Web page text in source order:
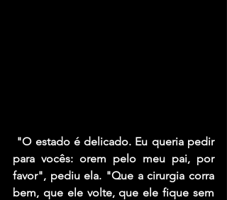
"O estado é delicado. Eu queria pedir
para vocês: orem pelo meu pai, por
favor", pediu ela. "Que a cirurgia corra
bem, que ele volte, que ele fique sem